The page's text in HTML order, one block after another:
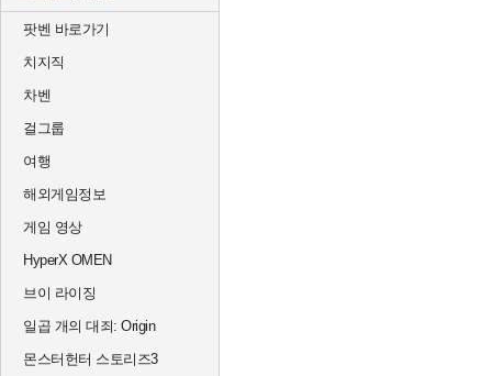
팟벤 바로가기
치지직
차벤
걸그룹
여행
해외게임정보
게임 영상
HyperX OMEN
브이 라이징
일곱 개의 대죄: Origin
몬스터헌터 스토리즈3